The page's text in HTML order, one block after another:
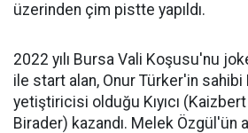
üzerinden çim pistte yapıldı.
2022 yılı Bursa Vali Koşusu'nu
ile start alan, Onur Türker'in sahibi
yetiştiricisi olduğu Kıyıcı
Birader) kazandı. Melek Özgül'ün